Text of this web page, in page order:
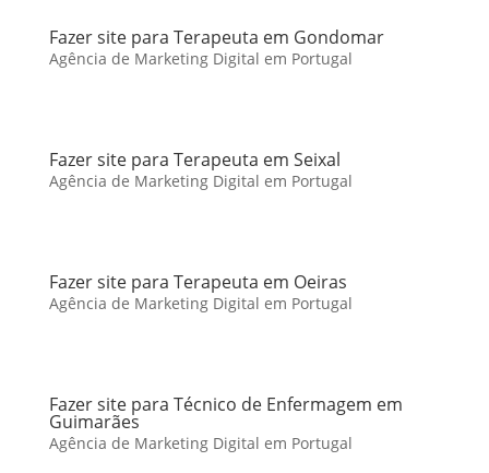
Fazer site para Terapeuta em Gondomar
Agência de Marketing Digital em Portugal
Fazer site para Terapeuta em Seixal
Agência de Marketing Digital em Portugal
Fazer site para Terapeuta em Oeiras
Agência de Marketing Digital em Portugal
Fazer site para Técnico de Enfermagem em
Guimarães
Agência de Marketing Digital em Portugal